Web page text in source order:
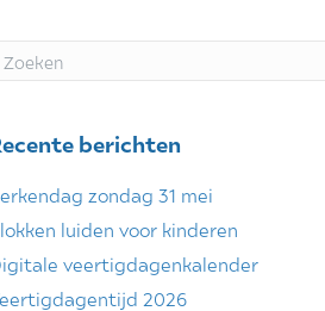
berichten
zondag 31 mei
luiden voor kinderen
veertigdagenkalender
2026